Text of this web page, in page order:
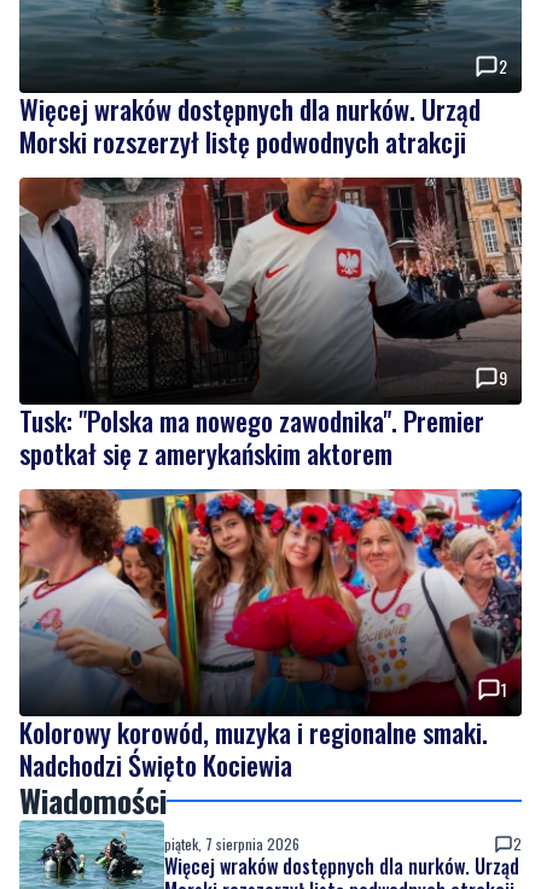
2
Więcej wraków dostępnych dla nurków. Urząd
Morski rozszerzył listę podwodnych atrakcji
9
Tusk: "Polska ma nowego zawodnika". Premier
spotkał się z amerykańskim aktorem
1
Kolorowy korowód, muzyka i regionalne smaki.
Nadchodzi Święto Kociewia
Wiadomości
piątek, 7 sierpnia 2026 2
Więcej wraków dostępnych dla nurków. Urząd